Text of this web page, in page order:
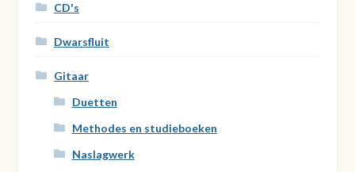
CD's
Dwarsfluit
Gitaar
Duetten
Methodes en studieboeken
Naslagwerk